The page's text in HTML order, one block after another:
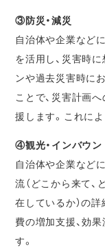
③防災・減災
自治体や企業など
を活用し、災害時
ンや過去災害時に
ことで、災害計画
援します。これに
④観光・インバウン
自治体や企業など
流（どこから来て、
在しているか）の
費の増加支援、効
す。